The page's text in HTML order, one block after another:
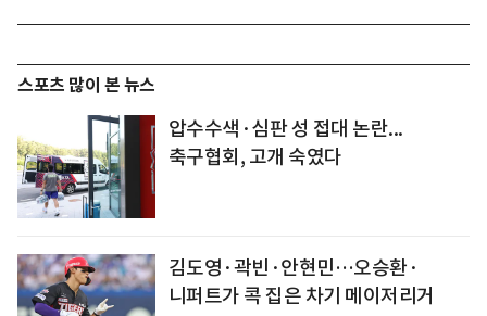
스포츠 많이 본 뉴스
압수수색·심판 성 접대 논란...
축구협회, 고개 숙였다
김도영·곽빈·안현민…오승환·
니퍼트가 콕 집은 차기 메이저리거